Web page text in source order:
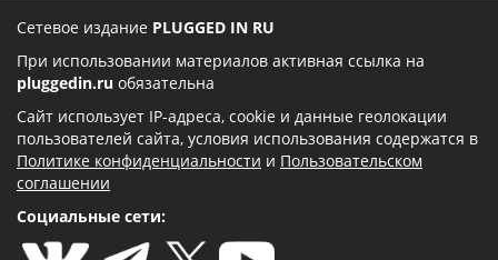
Сетевое издание PLUGGED IN RU
При использовании материалов активная ссылка на
pluggedin.ru обязательна
Сайт использует IP-адреса, cookie и данные геолокации
пользователей сайта, условия использования содержатся в
Политике конфиденциальности и Пользовательском
соглашении
Социальные сети: